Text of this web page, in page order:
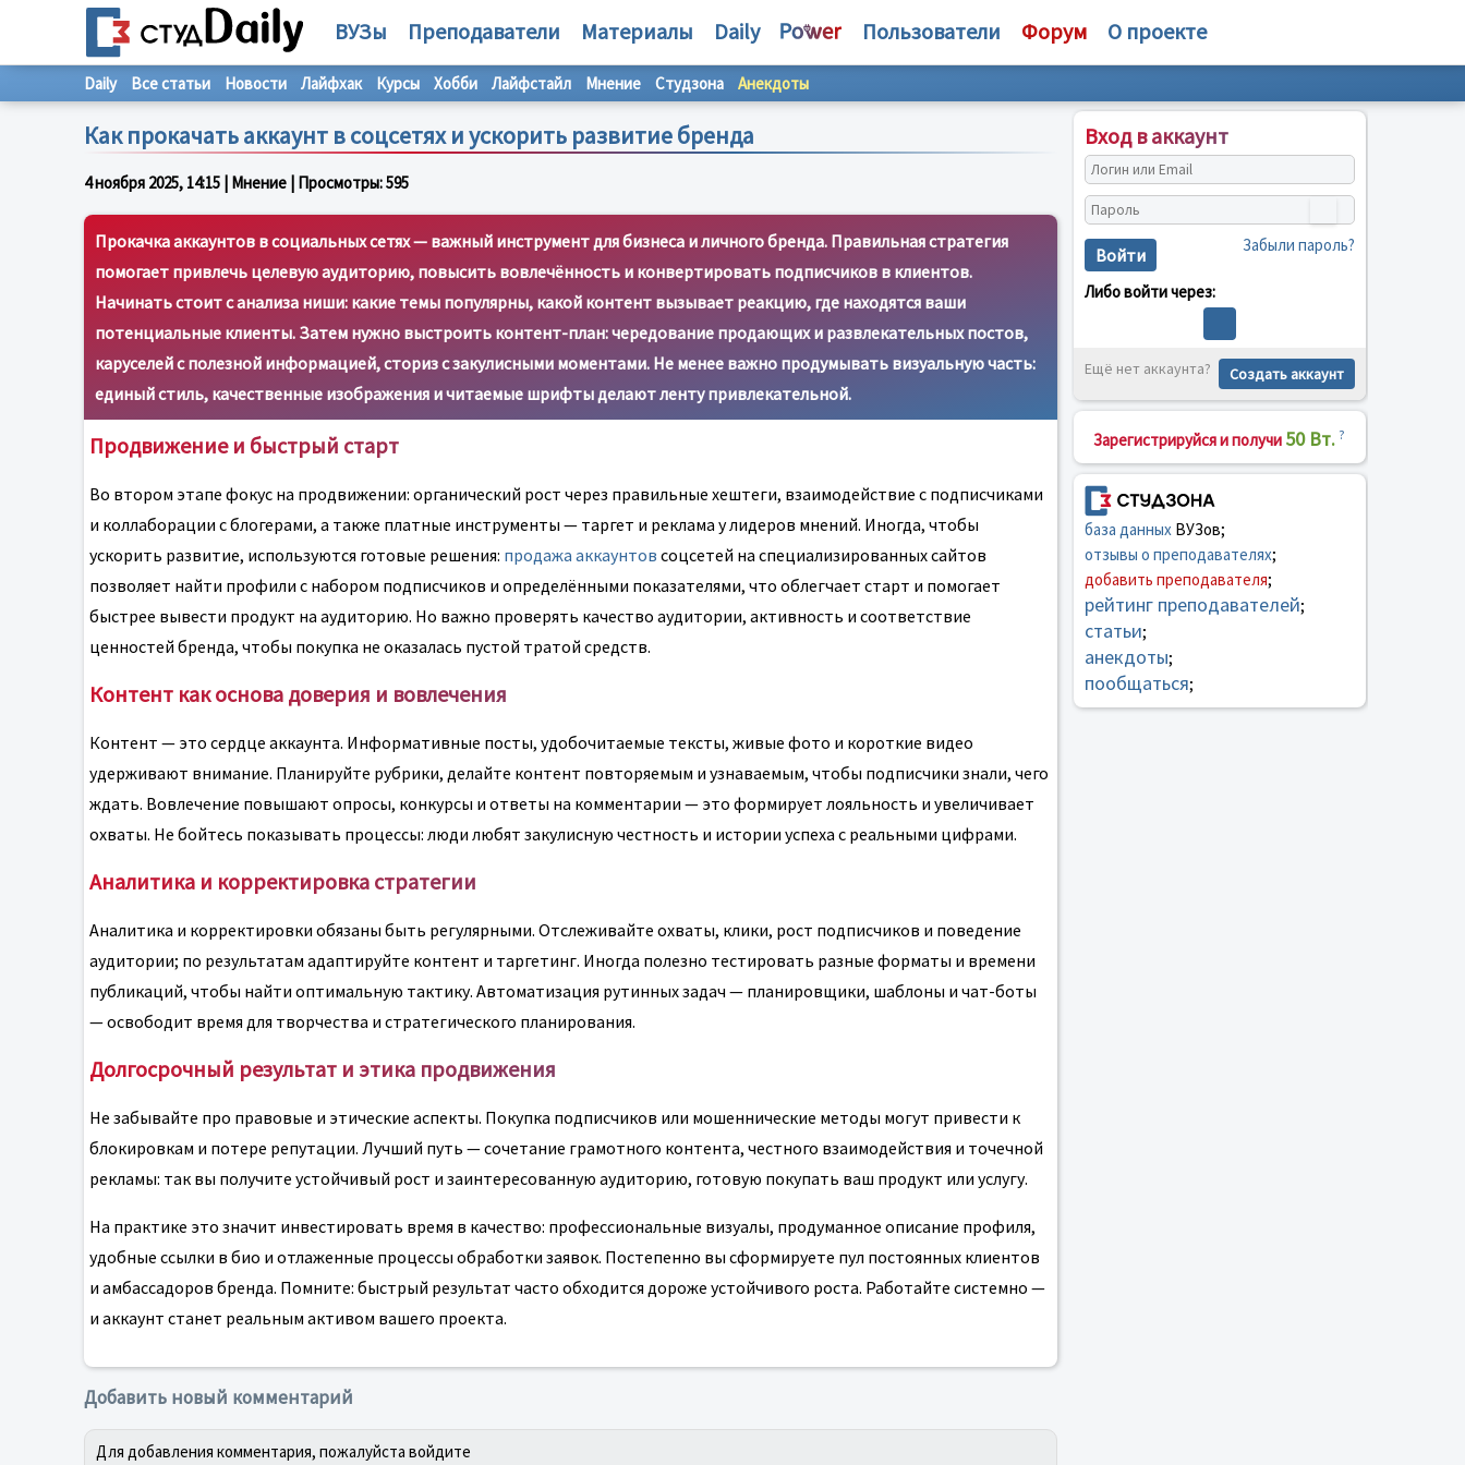
ВУЗы Преподаватели Материалы Daily Пользователи Форум О проекте
Как прокачать аккаунт в соцсетях и ускорить развитие бренда
4 ноября 2025, 14:15 | Мнение | Просмотры:595
Daily Все статьи Новости Лайфхак Курсы Хобби Лайфстайл Мнение Студзона Анекдоты
Прокачка аккаунтов в социальных сетях — важный инструмент для бизнеса и личного бренда. Правильная стратегия
помогает привлечь целевую аудиторию, повысить вовлечённость и конвертировать подписчиков в клиентов.
Начинать стоит с анализа ниши: какие темы популярны, какой контент вызывает реакцию, где находятся ваши
потенциальные клиенты. Затем нужно выстроить контент-план: чередование продающих и развлекательных постов,
каруселей с полезной информацией, сториз с закулисными моментами. Не менее важно продумывать визуальную часть:
единый стиль, качественные изображения и читаемые шрифты делают ленту привлекательной.
Продвижение и быстрый старт
Во втором этапе фокус на продвижении: органический рост через правильные хештеги, взаимодействие с подписчиками
и коллаборации с блогерами, а также платные инструменты — таргет и реклама у лидеров мнений. Иногда, чтобы
ускорить развитие, используются готовые решения: продажа аккаунтов соцсетей на специализированных сайтов
позволяет найти профили с набором подписчиков и определёнными показателями, что облегчает старт и помогает
быстрее вывести продукт на аудиторию. Но важно проверять качество аудитории, активность и соответствие
ценностей бренда, чтобы покупка не оказалась пустой тратой средств.
Контент как основа доверия и вовлечения
Контент — это сердце аккаунта. Информативные посты, удобочитаемые тексты, живые фото и короткие видео
удерживают внимание. Планируйте рубрики, делайте контент повторяемым и узнаваемым, чтобы подписчики знали, чего
ждать. Вовлечение повышают опросы, конкурсы и ответы на комментарии — это формирует лояльность и увеличивает
охваты. Не бойтесь показывать процессы: люди любят закулисную честность и истории успеха с реальными цифрами.
Аналитика и корректировка стратегии
Аналитика и корректировки обязаны быть регулярными. Отслеживайте охваты, клики, рост подписчиков и поведение
аудитории; по результатам адаптируйте контент и таргетинг. Иногда полезно тестировать разные форматы и времени
публикаций, чтобы найти оптимальную тактику. Автоматизация рутинных задач — планировщики, шаблоны и чат-боты
— освободит время для творчества и стратегического планирования.
Долгосрочный результат и этика продвижения
Не забывайте про правовые и этические аспекты. Покупка подписчиков или мошеннические методы могут привести к
блокировкам и потере репутации. Лучший путь — сочетание грамотного контента, честного взаимодействия и точечной
рекламы: так вы получите устойчивый рост и заинтересованную аудиторию, готовую покупать ваш продукт или услугу.
На практике это значит инвестировать время в качество: профессиональные визуалы, продуманное описание профиля,
удобные ссылки в био и отлаженные процессы обработки заявок. Постепенно вы сформируете пул постоянных клиентов
и амбассадоров бренда. Помните: быстрый результат часто обходится дороже устойчивого роста. Работайте системно —
и аккаунт станет реальным активом вашего проекта.
Добавить новый комментарий
Для добавления комментария, пожалуйста войдите
Вход в аккаунт
Войти Забыли пароль?
Либо войти через:
Ещё нет аккаунта? Создать аккаунт
Зарегистрируйся и получи 50 Вт. ?
база данныхВУЗов;
отзывы о преподавателях;
добавить преподавателя;
рейтинг преподавателей;
статьи;
анекдоты;
пообщаться;